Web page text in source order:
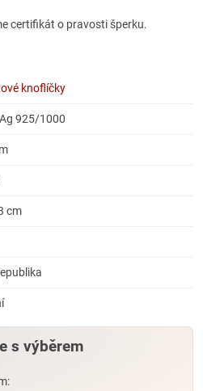
certifikát o pravosti šperku.
knoflíčky
925/1000
cm
s výběrem